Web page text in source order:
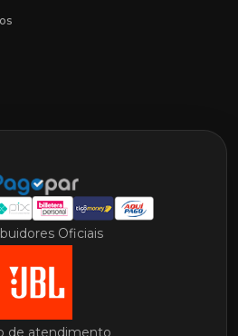
Oficiais
de atendimento